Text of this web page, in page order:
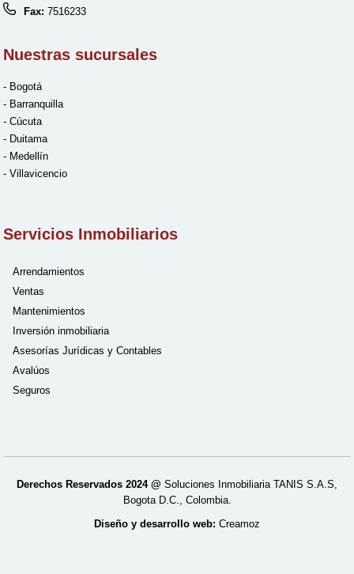
Fax: 7516233
Nuestras sucursales
- Bogotá
- Barranquilla
- Cúcuta
- Duitama
- Medellín
- Villavicencio
Servicios Inmobiliarios
Arrendamientos
Ventas
Mantenimientos
Inversión inmobiliaria
Asesorías Jurídicas y Contables
Avalúos
Seguros
Derechos Reservados 2024 @ Soluciones Inmobiliaria TANIS S.A.S,
Bogota D.C., Colombia.
Diseño y desarrollo web: Creamoz